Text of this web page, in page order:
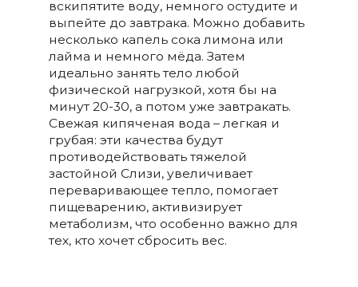
вскипятите воду, немного остудите и
выпейте до завтрака. Можно добавить
несколько капель сока лимона или
лайма и немного мёда. Затем
идеально занять тело любой
физической нагрузкой, хотя бы на
минут 20-30, а потом уже завтракать.
Свежая кипяченая вода – легкая и
грубая: эти качества будут
противодействовать тяжелой
застойной Слизи, увеличивает
переваривающее тепло, помогает
пищеварению, активизирует
метаболизм, что особенно важно для
тех, кто хочет сбросить вес.